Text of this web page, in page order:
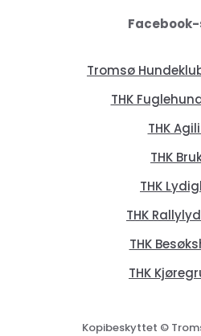
Tromsø
THK
THK
THK
THK
THK
THK
THK
Kopibeskyttet ©